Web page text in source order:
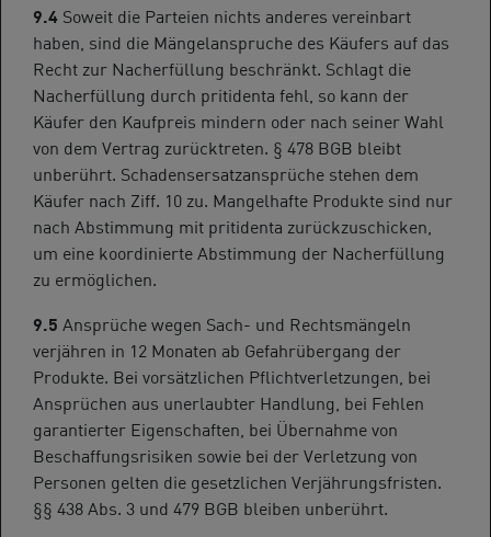
9.4 Soweit die Parteien nichts anderes vereinbart
haben, sind die Mängelanspruche des Käufers auf das
Recht zur Nacherfüllung beschränkt. Schlagt die
Nacherfüllung durch pritidenta fehl, so kann der
Käufer den Kaufpreis mindern oder nach seiner Wahl
von dem Vertrag zurücktreten. § 478 BGB bleibt
unberührt. Schadensersatzansprüche stehen dem
Käufer nach Ziff. 10 zu. Mangelhafte Produkte sind nur
nach Abstimmung mit pritidenta zurückzuschicken,
um eine koordinierte Abstimmung der Nacherfüllung
zu ermöglichen.
9.5 Ansprüche wegen Sach- und Rechtsmängeln
verjähren in 12 Monaten ab Gefahrübergang der
Produkte. Bei vorsätzlichen Pflichtverletzungen, bei
Ansprüchen aus unerlaubter Handlung, bei Fehlen
garantierter Eigenschaften, bei Übernahme von
Beschaffungsrisiken sowie bei der Verletzung von
Personen gelten die gesetzlichen Verjährungsfristen.
§§ 438 Abs. 3 und 479 BGB bleiben unberührt.